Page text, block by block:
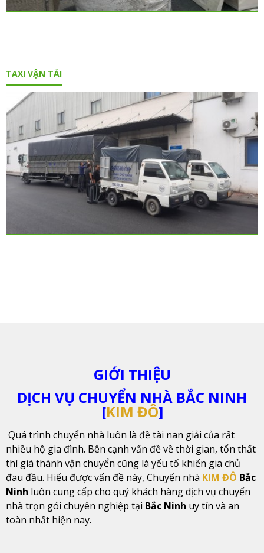
TAXI VẬN TẢI
GIỚI THIỆU
DỊCH VỤ CHUYỂN NHÀ BẮC NINH
[KIM ĐÔ]
Quá trình chuyển nhà luôn là đề tài nan giải của rất
nhiều hộ gia đình. Bên cạnh vấn đề về thời gian, tổn thất
thì giá thành vận chuyển cũng là yếu tố khiến gia chủ
đau đầu. Hiểu được vấn đề này, Chuyển nhà KIM ĐÔ Bắc
Ninh luôn cung cấp cho quý khách hàng dịch vụ chuyển
nhà trọn gói chuyên nghiệp tại Bắc Ninh uy tín và an
toàn nhất hiện nay.